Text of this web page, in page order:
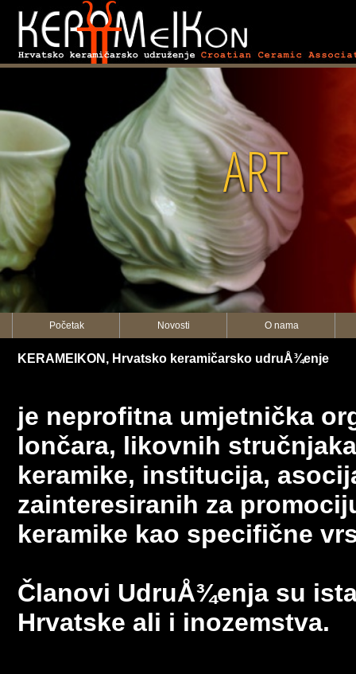
KERAMEIKON
ART
Početak Novosti O nama
KERAMEIKON, Hrvatsko keramičarsko udruÅ¾enje
je neprofitna umjetnička
lončara, likovnih
keramike, institucija,
zainteresiranih za
keramike kao specifične
Članovi UdruÅ¾enjasu
Hrvatske ali i inozemstva.